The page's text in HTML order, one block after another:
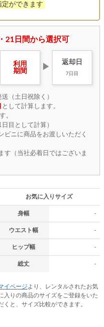
ができます
21日間から選択可
利用
期間
▶
返却日
7日目
（土日祝除く）
として計算します。
。
目として計算）
ビニに商品をお渡しいただく
す（当社必着日ではございま
お気に入りサイズ
身幅 -
ウエスト幅 -
ヒップ幅 -
総丈 -
イページ より、レンタルされたお気
入りの商品のサイズをご登録をいた
くと、サイズ比較ができます。